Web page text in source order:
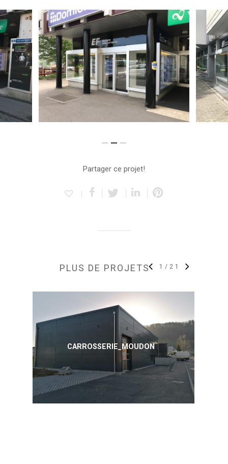
Partager ce projet!
PLUS DE PROJETS 1 / 21
CARROSSERIE_MOUDON